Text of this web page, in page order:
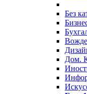
Без
Дом.